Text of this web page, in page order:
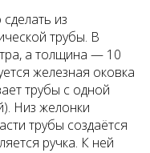
из
трубы. В
а толщина — 10
железная оковка
трубы с одной
Низ желонки
трубы создаётся
ручка. К ней